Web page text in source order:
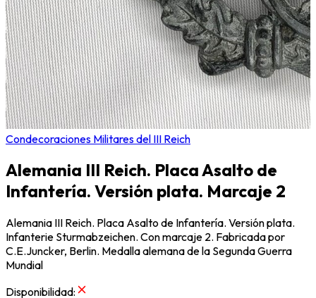
Condecoraciones Militares del III Reich
Alemania III Reich. Placa Asalto de
Infantería. Versión plata. Marcaje 2
Alemania III Reich. Placa Asalto de Infantería. Versión plata.
Infanterie Sturmabzeichen. Con marcaje 2. Fabricada por
C.E.Juncker, Berlin. Medalla alemana de la Segunda Guerra
Mundial
Disponibilidad: